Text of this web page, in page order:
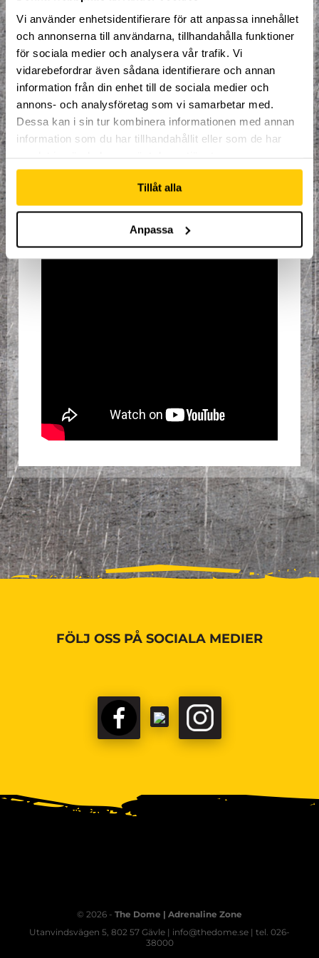
Vi använder enhetsidentifierare för att anpassa innehållet
och annonserna till användarna, tillhandahålla funktioner
för sociala medier och analysera vår trafik. Vi
vidarebefordrar även sådana identifierare och annan
information från din enhet till de sociala medier och
annons- och analysföretag som vi samarbetar med.
Dessa kan i sin tur kombinera informationen med annan
information som du har tillhandahållit eller som de har
Tillåt alla
Anpassa
Parkour/Freerunning, Film/Redigering,
och Multiinriktning där du får pröva olika
saker.
Detta ingår i campet:
Mat och dryck
Lån av utrustning
Organiserad och spontan
träning
Pris per vecka 1495:-.
FÖLJ OSS PÅ SOCIALA MEDIER
© 2026 - The Dome | Adrenaline Zone
Utanvindsvägen 5, 802 57 Gävle | info@thedome.se | tel. 026-
38000